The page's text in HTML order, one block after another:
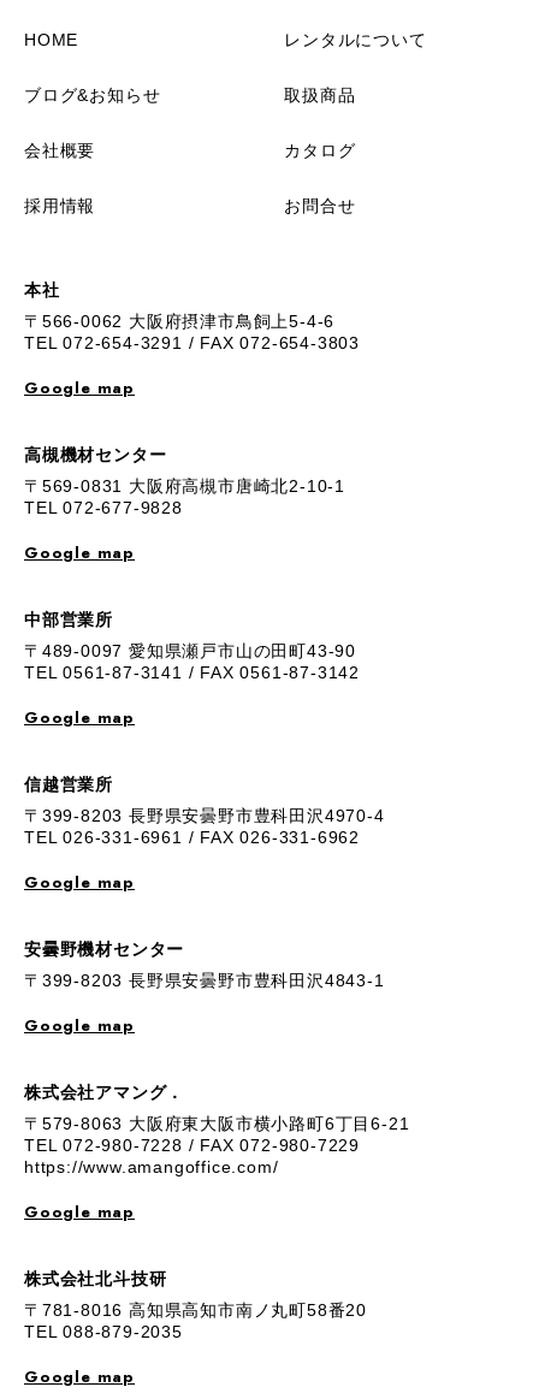
HOME レンタルについて
ブログ&お知らせ 取扱商品
会社概要 カタログ
採用情報 お問合せ
本社
〒566-0062 大阪府摂津市鳥飼上5-4-6
TEL 072-654-3291 / FAX 072-654-3803
Google map
高槻機材センター
〒569-0831 大阪府高槻市唐崎北2-10-1
TEL 072-677-9828
Google map
中部営業所
〒489-0097 愛知県瀬戸市山の田町43-90
TEL 0561-87-3141 / FAX 0561-87-3142
Google map
信越営業所
〒399-8203 長野県安曇野市豊科田沢4970-4
TEL 026-331-6961 / FAX 026-331-6962
Google map
安曇野機材センター
〒399-8203 長野県安曇野市豊科田沢4843-1
Google map
株式会社アマング．
〒579-8063 大阪府東大阪市横小路町6丁目6-21
TEL 072-980-7228 / FAX 072-980-7229
https://www.amangoffice.com/
Google map
株式会社北斗技研
〒781-8016 高知県高知市南ノ丸町58番20
TEL 088-879-2035
Google map